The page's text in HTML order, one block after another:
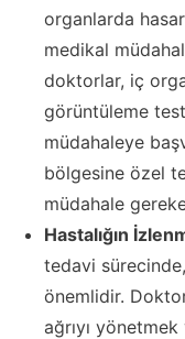
organlarda
medikal
doktorlar, iç
görüntüleme
müdahaleye
bölgesine özel
müdahale
Hastalığın
tedavi
önemlidir.
ağrıyı